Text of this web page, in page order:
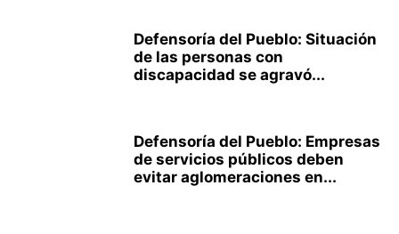
Defensoría del Pueblo: Situación
de las personas con
discapacidad se agravó...
Defensoría del Pueblo: Empresas
de servicios públicos deben
evitar aglomeraciones en...